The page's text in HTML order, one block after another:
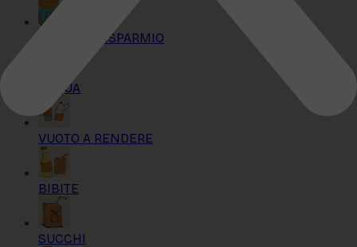
KIT MAXI RISPARMIO
ACQUA
VUOTO A RENDERE
BIBITE
SUCCHI